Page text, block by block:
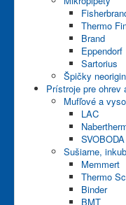
Thermo
Brand
Eppendorf
Sartorius
Špičky
Prístroje pre ohrev
Mufľové a
LAC
SVOBODA
Sušiarne,
Memmert
Thermo
Binder
BMT